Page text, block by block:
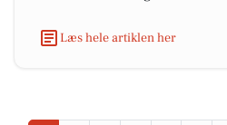
Læs hele artiklen her